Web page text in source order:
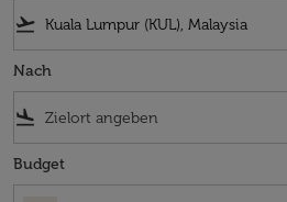
flight_takeoff
Nach
flight_land
Budget